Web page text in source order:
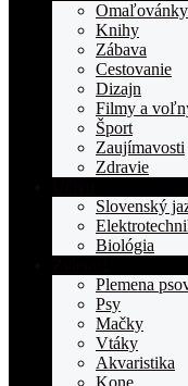
Omaľovánky
Knihy
Zábava
Cestovanie
Dizajn
Filmy a
Šport
Zaujímavosti
Zdravie
Slovenský
Biológia
Plemena
Psy
Mačky
Vtáky
Akvaristika
Kone